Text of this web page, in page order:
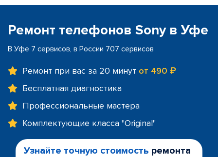
Ремонт телефонов Sony в Уфе
В Уфе 7 сервисов, в России 707 сервисов
Ремонт при вас за 20 минут от 490 ₽
Бесплатная диагностика
Профессиональные мастера
Комплектующие класса "Original"
Узнайте точную стоимость ремонта